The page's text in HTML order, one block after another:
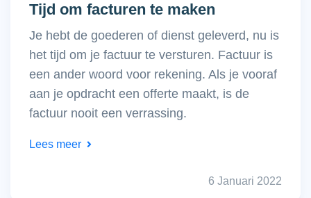
Tijd om facturen te maken
Je hebt de goederen of dienst geleverd, nu is
het tijd om je factuur te versturen. Factuur is
een ander woord voor rekening. Als je vooraf
aan je opdracht een offerte maakt, is de
factuur nooit een verrassing.
Lees meer
6 Januari 2022